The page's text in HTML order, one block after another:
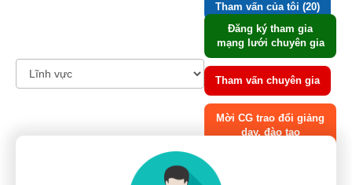
Tham vấn của tôi (20)
Đăng ký tham gia
mạng lưới chuyên gia
Tham vấn chuyên gia
Mời CG trao đổi giảng
dạy, đào tạo